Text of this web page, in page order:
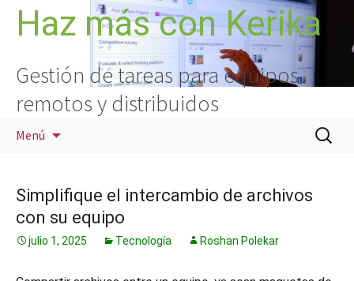
SaltarHaz más con Kerika
Gestión de tareas para equipos
remotos y distribuidos
Menú
Buscar:
Simplifique el intercambio de archivos
con su equipo
julio 1, 2025 Tecnología Roshan Polekar